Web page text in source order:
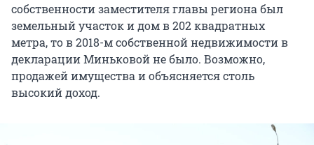
собственности заместителя главы региона был
земельный участок и дом в 202 квадратных
метра, то в 2018-м собственной недвижимости в
декларации Миньковой не было. Возможно,
продажей имущества и объясняется столь
высокий доход.